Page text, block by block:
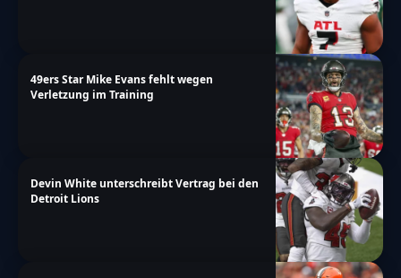
49ers Star Mike Evans fehlt wegen
Verletzung im Training
Devin White unterschreibt Vertrag bei den
Detroit Lions